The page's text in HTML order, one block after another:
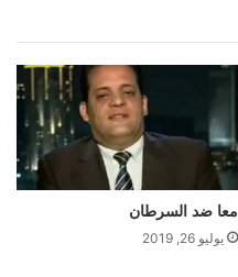
معا ضد السرطان
يوليو 26, 2019